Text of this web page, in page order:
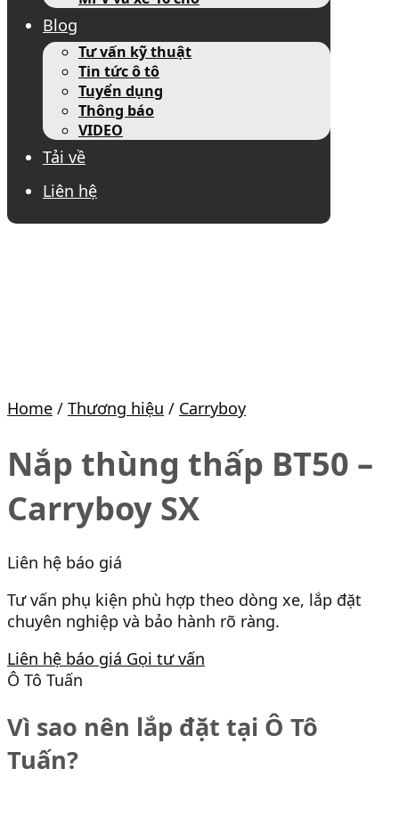
Blog
Tư vấn kỹ thuật
Tin tức ô tô
Tuyển dụng
Thông báo
VIDEO
Tải về
Liên hệ
Home / Thương hiệu / Carryboy
Nắp thùng thấp BT50 –
Carryboy SX
Liên hệ báo giá
Tư vấn phụ kiện phù hợp theo dòng xe, lắp đặt
chuyên nghiệp và bảo hành rõ ràng.
Liên hệ báo giá Gọi tư vấn
Ô Tô Tuấn
Vì sao nên lắp đặt tại Ô Tô
Tuấn?